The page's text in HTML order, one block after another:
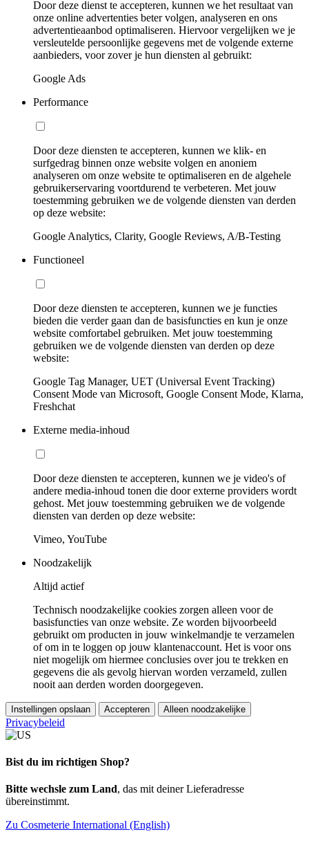
Door deze dienst te accepteren, kunnen we het resultaat van
onze online advertenties beter volgen, analyseren en ons
advertentieaanbod optimaliseren. Hiervoor vergelijken we je
versleutelde persoonlijke gegevens met de volgende externe
aanbieders, voor zover je hun diensten al gebruikt:
Google Ads
Performance
Door deze diensten te accepteren, kunnen we klik- en
surfgedrag binnen onze website volgen en anoniem
analyseren om onze website te optimaliseren en de algehele
gebruikerservaring voortdurend te verbeteren. Met jouw
toestemming gebruiken we de volgende diensten van derden
op deze website:
Google Analytics, Clarity, Google Reviews, A/B-Testing
Functioneel
Door deze diensten te accepteren, kunnen we je functies
bieden die verder gaan dan de basisfuncties en kun je onze
website comfortabel gebruiken. Met jouw toestemming
gebruiken we de volgende diensten van derden op deze
website:
Google Tag Manager, UET (Universal Event Tracking)
Consent Mode van Microsoft, Google Consent Mode, Klarna,
Freshchat
Externe media-inhoud
Door deze diensten te accepteren, kunnen we je video's of
andere media-inhoud tonen die door externe providers wordt
gehost. Met jouw toestemming gebruiken we de volgende
diensten van derden op deze website:
Vimeo, YouTube
Noodzakelijk
Altijd actief
Technisch noodzakelijke cookies zorgen alleen voor de
basisfuncties van onze website. Ze worden bijvoorbeeld
gebruikt om producten in jouw winkelmandje te verzamelen
of om in te loggen op jouw klantenaccount. Het is voor ons
niet mogelijk om hiermee conclusies over jou te trekken en
gegevens die als gevolg hiervan worden verzameld, zullen
nooit aan derden worden doorgegeven.
Instellingen opslaan Accepteren Alleen noodzakelijke
Privacybeleid
Bist du im richtigen Shop?
Bitte wechsle zum Land, das mit deiner Lieferadresse
übereinstimmt.
Zu Cosmeterie International (English)